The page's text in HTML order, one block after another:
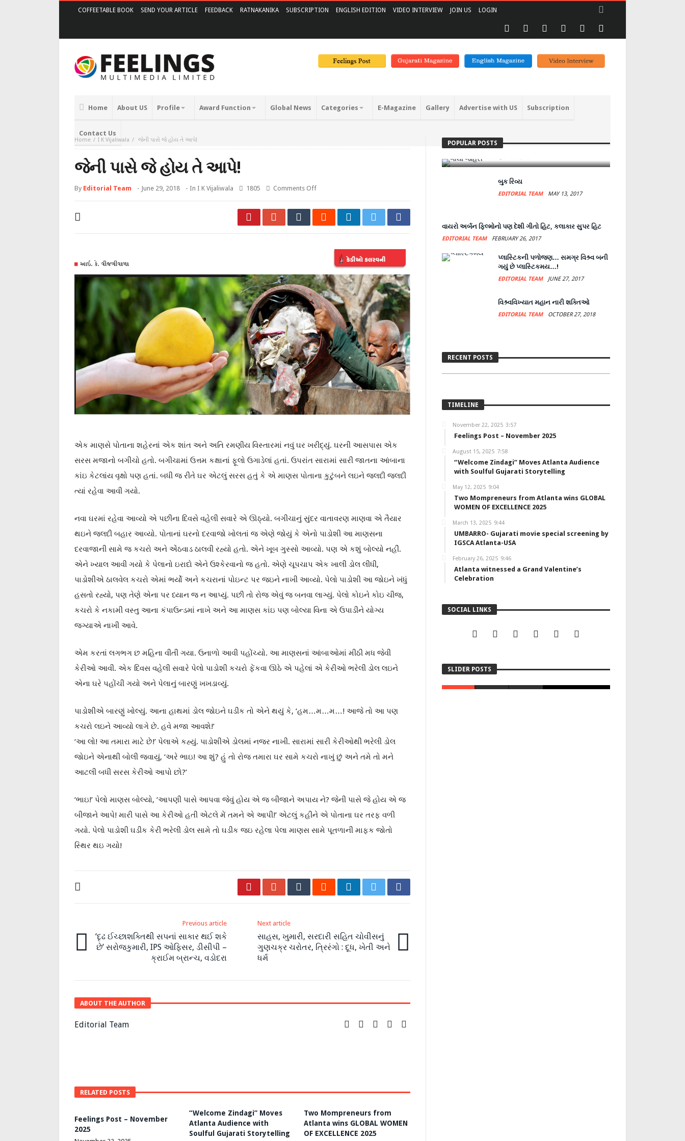
COFFEETABLE BOOK SEND YOUR ARTICLE FEEDBACK RATNAKANIKA SUBSCRIPTION ENGLISH EDITION VIDEO INTERVIEW JOIN US LOGIN
Home About US Profile Award Function Global News Categories E-Magazine Gallery Advertise with US Subscription
Contact Us
Home I K Vijaliwala જેની પાસે જે હોય તે આપે!
જેની પાસે જે હોય તે આપે!
By Editorial Team - June 29, 2018 - In I K Vijaliwala 1805 Comments Off
એક માણસે પોતાના શહેરનાં એક શાંત અને અતિ રમણીય વિસ્તારમાં નવું ઘર ખરીદ્યું. ઘરની આસપાસ એક
સરસ મજાનો બગીચો હતો. બગીચામાં ઉત્તમ કક્ષાનાં ફૂલો ઉગાડેલાં હતાં. ઉપરાંત સારામાં સારી જાતના આંબાના
કાંઇ કેટલાંય વૃક્ષો પણ હતાં. બધી જ રીતે ઘર એટલું સરસ હતું કે એ માણસ પોતાના કુટુંબને લઇને જલદી જલદી
ત્યાં રહેવા આવી ગયો.
નવા ઘરમાં રહેવા આવ્યો એ પછીના દિવસે વહેલી સવારે એ ઊઠ્યો. બગીચાનું સુંદર વાતાવરણ માણવા એ તૈયાર
થઇને જલદી બહાર આવ્યો. પોતાનાં ઘરનો દરવાજો ખોલતાં જ એણે જોયું કે એનો પાડોશી આ માણસના
દરવાજાની સામે જ કચરો અને એંઠવાડ ઠાલવી રહ્યો હતો. એને ખૂબ ગુસ્સો આવ્યો. પણ એ કશું બોલ્યો નહીં.
એને ખ્યાલ આવી ગયો કે પેલાનો ઇરાદો એને ઉશ્કેરવાનો જ હતો. એણે ચૂપચાપ એક ખાલી ડોલ લીધી,
પાડોશીએ ઠાલવેલ કચરો એમાં ભર્યો અને કચરાનાં પોઇન્ટ પર જઇને નાખી આવ્યો. પેલો પાડોશી આ જોઇને ખંધું
હસતો રહ્યો, પણ તેણે એના પર ધ્યાન જ ન આપ્યું. પછી તો રોજ એવું જ બનવા લાગ્યું. પેલો કોઇને કોઇ ચીજ,
કચરો કે નકામી વસ્તુ આના કંપાઉન્ડમાં નાખે અને આ માણસ કાંઇ પણ બોલ્યા વિના એ ઉપાડીને યોગ્ય
જગ્યાએ નાખી આવે.
એમ કરતાં લગભગ છ મહિના વીતી ગયા. ઉનાળો આવી પહોંચ્યો. આ માણસનાં આંબાઓમાં મીઠી મધ જેવી
કેરીઓ આવી. એક દિવસ વહેલી સવારે પેલો પાડોશી કચરો ફેંકવા ઊઠે એ પહેલાં એ કેરીઓ ભરેલી ડોલ લઇને
એના ઘરે પહોંચી ગયો અને પેલાનું બારણું ખખડાવ્યું.
પાડોશીએ બારણું ખોલ્યું. આના હાથમાં ડોલ જોઇને ઘડીક તો એને થયું કે, ‘હમ…મ…મ…! આજે તો આ પણ
કચરો લઇને આવ્યો લાગે છે. હવે મજા આવશે!’
‘આ લો! આ તમારા માટે છે!’ પેલાએ કહ્યું. પાડોશીએ ડોલમાં નજર નાખી. સારામાં સારી કેરીઓથી ભરેલી ડોલ
જોઇને એનાથી બોલી જવાયું, ‘અરે ભાઇ! આ શું? હું તો રોજ તમારા ઘર સામે કચરો નાખું છું અને તમે તો મને
આટલી બધી સરસ કેરીઓ આપો છો?’
‘ભાઇ!’ પેલો માણસ બોલ્યો, ‘આપણી પાસે આપવા જેવું હોય એ જ બીજાને અપાય ને? જેની પાસે જે હોય એ જ
બીજાને આપે! મારી પાસે આ કેરીઓ હતી એટલે મેં તમને એ આપી!’ એટલું કહીને એ પોતાના ઘર તરફ વળી
ગયો. પેલો પાડોશી ઘડીક કેરી ભરેલી ડોલ સામે તો ઘડીક જઇ રહેલા પેલા માણસ સામે પૂતળાની માફક જોતો
સ્થિર થઇ ગયો!
Previous article
‘દૃઢ ઈચ્છાશક્તિથી સપનાં સાકાર થઈ શકે
છે’ સરોજકુમારી, IPS ઓફિસર, ડીસીપી –
ક્રાઈમ બ્રાન્ચ, વડોદરા
Next article
સાહસ, ખુમારી, સરદારી સહિત ચોવીસનું
ગુણચક્ર ચરોતર, ત્રિરંગો : દૂધ, ખેતી અને
ધર્મ
ABOUT THE AUTHOR
Editorial Team
RELATED POSTS
Feelings Post – November
2025
“Welcome Zindagi” Moves
Atlanta Audience with
Soulful Gujarati Storytelling
Two Mompreneurs from
Atlanta wins GLOBAL WOMEN
OF EXCELLENCE 2025
POPULAR POSTS
ડીજીપી.. ગીથા જોહરી
બુક રિવ્ય
EDITORIAL TEAM MAY 13, 2017
વાયરો અર્બન ફિલ્મોનો પણ દેશી ગીતો હિટ, કલાકાર સુપર હિટ
EDITORIAL TEAM FEBRUARY 26, 2017
પ્લાસ્ટિકની પળોજણ… સમગ્ર વિશ્ર્વ બની
ગયું છે પ્લાસ્ટિકમય…!
EDITORIAL TEAM JUNE 27, 2017
વિશ્ર્વવિખ્યાત મહાન નારી શક્તિઓ
EDITORIAL TEAM OCTOBER 27, 2018
RECENT POSTS
EDITORIAL TEAM
TIMELINE
November 22, 2025 3:57
Feelings Post – November 2025
August 15, 2025 7:58
“Welcome Zindagi” Moves Atlanta Audience
with Soulful Gujarati Storytelling
May 12, 2025 9:04
Two Mompreneurs from Atlanta wins GLOBAL
WOMEN OF EXCELLENCE 2025
March 13, 2025 9:44
UMBARRO- Gujarati movie special screening by
IGSCA Atlanta-USA
February 26, 2025 9:46
Atlanta witnessed a Grand Valentine’s
Celebration
SOCIAL LINKS
SLIDER POSTS
EDITORIAL TEAM